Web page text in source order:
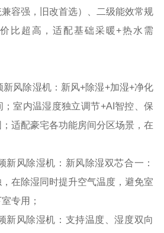
容强，旧改首选）、二级能效常规
比超高，适配基础采暖+热水需
新风除湿机：新风+除湿+加湿+净化
；室内温湿度独立调节+AI 智控、保
适配豪宅各功能房间分区场景，在
新风除湿机：新风除湿双芯合一：
在除湿同时提升空气温度，避免室
专用；
新风除湿机：支持温度、湿度双向